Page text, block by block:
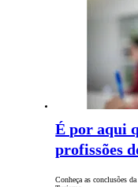
É por aqui
profissões
Conheça as conclusões